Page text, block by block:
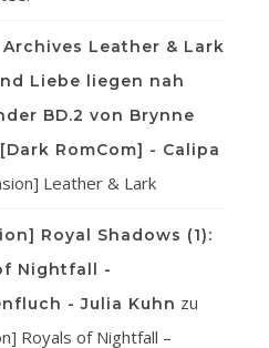
Archives Leather & Lark
Liebe liegen nah
BD.2 von Brynne
RomCom] - Calipa
Leather & Lark
Royal Shadows (1):
Nightfall -
- Julia Kuhn zu
Royals of Nightfall –